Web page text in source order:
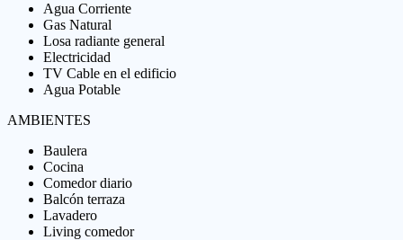
Agua Corriente
Gas Natural
Losa radiante general
Electricidad
TV Cable en el edificio
Agua Potable
AMBIENTES
Baulera
Cocina
Comedor diario
Balcón terraza
Lavadero
Living comedor